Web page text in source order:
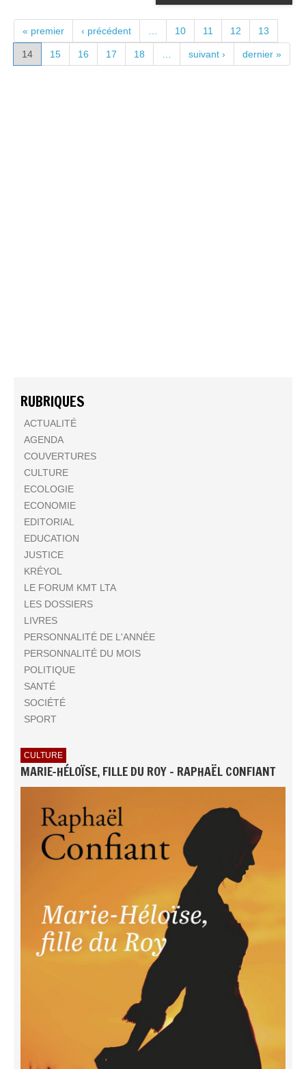
PAGES
« premier ‹ précédent 10 11 12 13
14 15 16 17 18 suivant › dernier »
RUBRIQUES
ACTUALITÉ
AGENDA
COUVERTURES
CULTURE
ECOLOGIE
ECONOMIE
EDITORIAL
EDUCATION
JUSTICE
KRÉYOL
LE FORUM KMT LTA
LES DOSSIERS
LIVRES
PERSONNALITÉ DE L'ANNÉE
PERSONNALITÉ DU MOIS
POLITIQUE
SANTÉ
SOCIÉTÉ
SPORT
CULTURE
MARIE-HÉLOÏSE, FILLE DU ROY - RAPHAËL CONFIANT